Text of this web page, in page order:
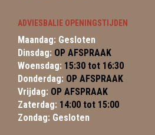
ADVIESBALIE OPENINGSTIJDEN
Maandag: Gesloten
Dinsdag: OP AFSPRAAK
Woensdag: 15:30 tot 16:30
Donderdag: OP AFSPRAAK
Vrijdag: OP AFSPRAAK
Zaterdag: 14:00 tot 15:00
Zondag: Gesloten